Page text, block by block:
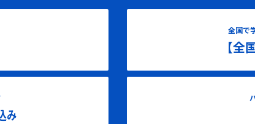
全国で
【
み